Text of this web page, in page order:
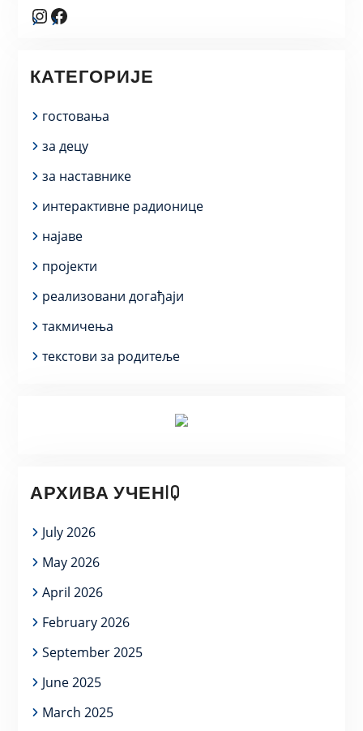
Instagram
Facebook
КАТЕГОРИЈЕ
гостовања
за децу
за наставнике
интерактивне радионице
најаве
пројекти
реализовани догађаји
такмичења
текстови за родитеље
АРХИВА УЧЕНIQ
July 2026
May 2026
April 2026
February 2026
September 2025
June 2025
March 2025